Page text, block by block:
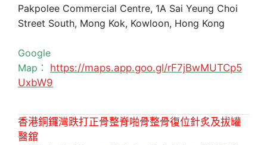
Pakpolee Commercial Centre, 1A Sai Yeung Choi
Street South, Mong Kok, Kowloon, Hong Kong
Google
Map： https://maps.app.goo.gl/rF7jBwMUTCp5
UxbW9
香港銅鑼灣跌打正骨整脊啪骨整骨復位針炙及拔罐
醫舘